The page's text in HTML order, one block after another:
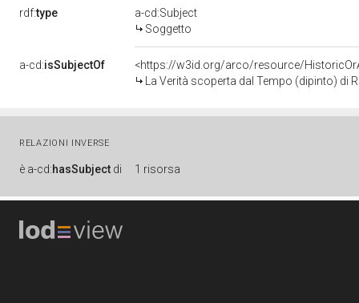
rdf:type
a-cd:Subject
Soggetto
a-cd:isSubjectOf
<https://w3id.org/arco/resource/
La Verità scoperta dal Tempo (dipinto) di
RELAZIONI INVERSE
è a-cd:hasSubject di 1 risorsa